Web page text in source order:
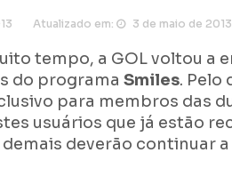
Atualizado em: 3 de maio de 2013
tempo, a GOL voltou a
do programa Smiles. Pelo
para membros das
usuários que já estão
deverão continuar